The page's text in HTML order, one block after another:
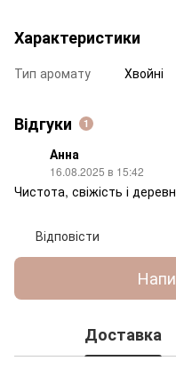
Характеристики
Тип аромату Хвойні
Відгуки 1
Анна
16.08.2025 в 15:42
Чистота, свіжість і
Відповісти
Доставка